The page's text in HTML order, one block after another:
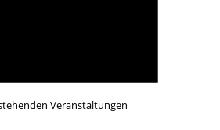
Veranstaltungen